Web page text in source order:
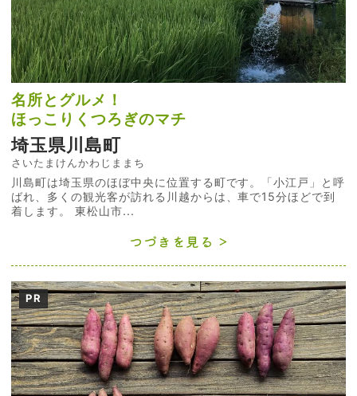
名所とグルメ！
ほっこりくつろぎのマチ
埼玉県川島町
さいたまけんかわじままち
川島町は埼玉県のほぼ中央に位置する町です。「小江戸」と呼
ばれ、多くの観光客が訪れる川越からは、車で15分ほどで到
着します。 東松山市...
つづきを見る
PR